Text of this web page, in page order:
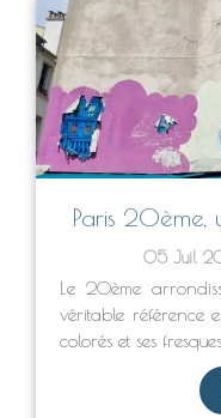
Paris 20ème,
05 Juil
Le 20ème
véritable référence
colorés et ses